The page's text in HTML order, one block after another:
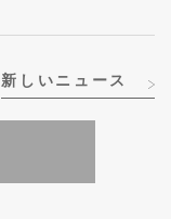
新しいニュース